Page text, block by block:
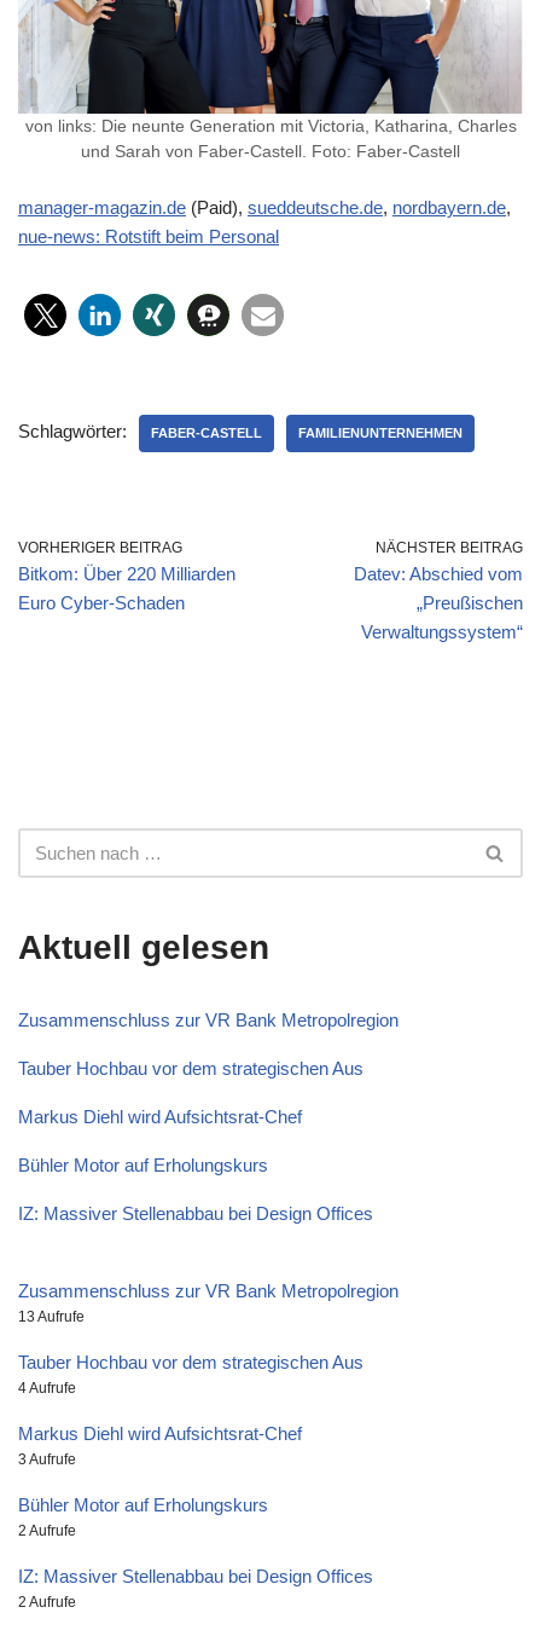
von links: Die neunte Generation mit Victoria, Katharina, Charles
und Sarah von Faber-Castell. Foto: Faber-Castell
manager-magazin.de (Paid), sueddeutsche.de, nordbayern.de,
nue-news: Rotstift beim Personal
Schlagwörter: FABER-CASTELL FAMILIENUNTERNEHMEN
VORHERIGER BEITRAG
Bitkom: Über 220 Milliarden
Euro Cyber-Schaden
NÄCHSTER BEITRAG
Datev: Abschied vom
„Preußischen
Verwaltungssystem“
Aktuell gelesen
Zusammenschluss zur VR Bank Metropolregion
Tauber Hochbau vor dem strategischen Aus
Markus Diehl wird Aufsichtsrat-Chef
Bühler Motor auf Erholungskurs
IZ: Massiver Stellenabbau bei Design Offices
Zusammenschluss zur VR Bank Metropolregion
13 Aufrufe
Tauber Hochbau vor dem strategischen Aus
4 Aufrufe
Markus Diehl wird Aufsichtsrat-Chef
3 Aufrufe
Bühler Motor auf Erholungskurs
2 Aufrufe
IZ: Massiver Stellenabbau bei Design Offices
2 Aufrufe